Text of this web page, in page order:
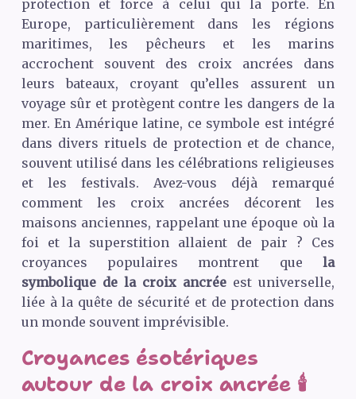
protection et force à celui qui la porte. En
Europe, particulièrement dans les régions
maritimes, les pêcheurs et les marins
accrochent souvent des croix ancrées dans
leurs bateaux, croyant qu’elles assurent un
voyage sûr et protègent contre les dangers de la
mer. En Amérique latine, ce symbole est intégré
dans divers rituels de protection et de chance,
souvent utilisé dans les célébrations religieuses
et les festivals. Avez-vous déjà remarqué
comment les croix ancrées décorent les
maisons anciennes, rappelant une époque où la
foi et la superstition allaient de pair ? Ces
croyances populaires montrent quela
symbolique de la croix ancrée est universelle,
liée à la quête de sécurité et de protection dans
un monde souvent imprévisible.
Croyances ésotériques
autour de la croix ancrée 🕯️